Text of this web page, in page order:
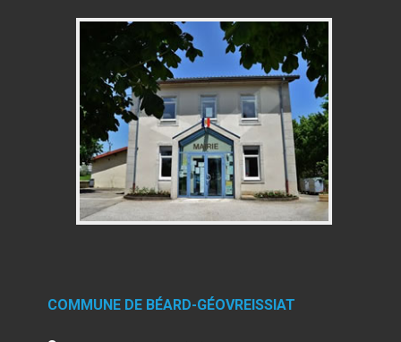
COMMUNE DE BÉARD-GÉOVREISSIAT